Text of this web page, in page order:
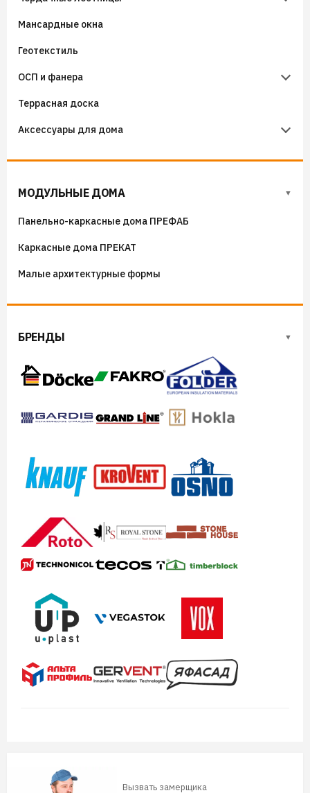
Аэроэлементы
Уплотнители кровельные
Гидроизоляция примыканий
Крепёж фасадный
Чердачные лестницы Fakro
Чердачные лестницы Docke
Мансардные окна
Геотекстиль
ОСП и фанера
Фанера
ОСП (OSB) плиты
Террасная доска
Аксессуары для дома
МОДУЛЬНЫЕ ДОМА
Панельно-каркасные дома ПРЕФАБ
Каркасные дома ПРЕКАТ
Малые архитектурные формы
БРЕНДЫ
Вызвать замерщика